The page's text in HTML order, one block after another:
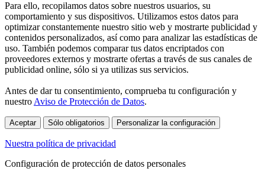
Para ello, recopilamos datos sobre nuestros usuarios, su
comportamiento y sus dispositivos. Utilizamos estos datos para
optimizar constantemente nuestro sitio web y mostrarte publicidad y
contenidos personalizados, así como para analizar las estadísticas de
uso. También podemos comparar tus datos encriptados con
proveedores externos y mostrarte ofertas a través de sus canales de
publicidad online, sólo si ya utilizas sus servicios.
Antes de dar tu consentimiento, comprueba tu configuración y
nuestro Aviso de Protección de Datos.
Aceptar Sólo obligatorios Personalizar la configuración
Nuestra política de privacidad
Configuración de protección de datos personales